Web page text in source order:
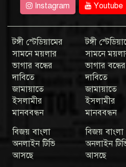
Instagram
Youtube
টঙ্গী স্টেডিয়ামের
সামনে ময়লার
ভাগার বন্ধের
দাবিতে
জামায়াতে
ইসলামীর
মানববন্ধন
বিজয় বাংলা
অনলাইন টিভি
আসছে
টঙ্গী
সামনে
ভাগার বন্ধের
দাবিতে
জামায়াতে
ইসলামীর
মানববন্ধন
বিজয় বাংলা
অনলাইন
আসছে